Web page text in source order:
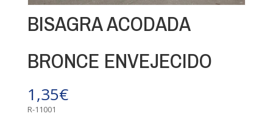
BISAGRA ACODADA
BRONCE ENVEJECIDO
1,35€
R-11001